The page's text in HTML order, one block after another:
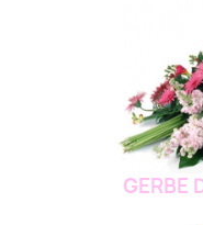
GERBE